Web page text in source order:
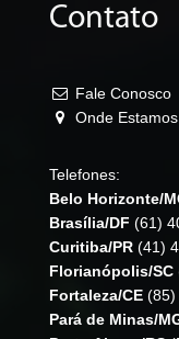
Contato
Fale Conosco
Onde Estamos
Telefones:
Belo Horizonte/
Brasília/DF (61)
Curitiba/PR (41)
Florianópolis/SC
Fortaleza/CE (85)
Pará de Minas/